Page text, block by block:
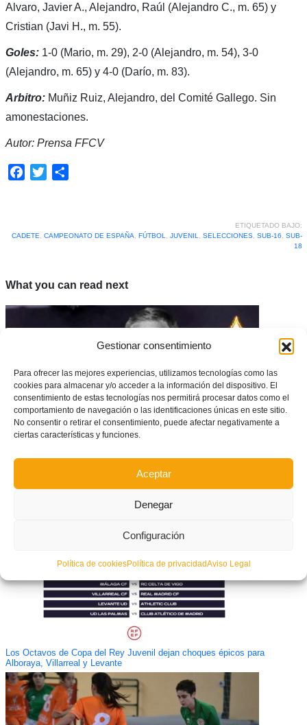
Gestionar consentimiento
Para ofrecer las mejores experiencias, utilizamos tecnologías como las
cookies para almacenar y/o acceder a la información del dispositivo. El
consentimiento de estas tecnologías nos permitirá procesar datos como el
comportamiento de navegación o las identificaciones únicas en este sitio.
No consentir o retirar el consentimiento, puede afectar negativamente a
ciertas características y funciones.
Aceptar
Denegar
Configuración
Política de cookiesPolítica de privacidadAviso Legal
Alvaro, Javier A., Alejandro, Raúl (Alejandro C., m. 65) y
Cristian (Javi H., m. 55).
Goles:1-0 (Mario, m. 29), 2-0 (Alejandro, m. 54), 3-0
(Alejandro, m. 65) y 4-0 (Darío, m. 83).
Arbitro:Muñiz Ruiz, Alejandro, del Comité Gallego. Sin
amonestaciones.
Autor: Prensa FFCV
Facebook
Twitter
ETIQUETADO BAJO:
CADETE, CAMPEONATO DE ESPAÑA, FÚTBOL, JUVENIL, SELECCIONES, SUB-16, SUB-
18
What you can read next
Adiós a Enrique Oliver, histórica leyenda del Burjassot CF
Los Octavos de Copa del Rey Juvenil dejan choques épicos para
Alboraya, Villarreal y Levante